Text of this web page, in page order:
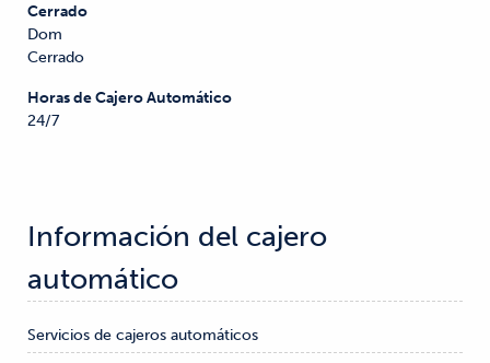
Cerrado
Dom
Cerrado
Horas de Cajero Automático
24/7
Información del cajero
automático
Servicios de cajeros automáticos